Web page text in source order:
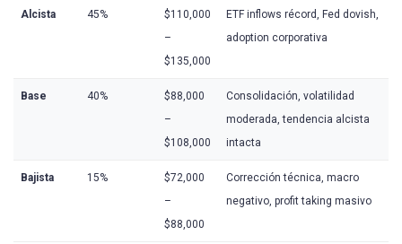
Alcista 45%
$110,000
–
$135,000
ETF inflows récord, Fed dovish,
adoption corporativa
Base 40%
$88,000
–
$108,000
Consolidación, volatilidad
moderada, tendencia alcista
intacta
Bajista 15%
$72,000
–
$88,000
Corrección técnica, macro
negativo, profit taking masivo